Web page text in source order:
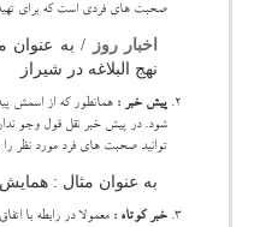
صحبت های فردی است که برای تهیه
اخبار روز
/ به عنوان
نهج البلاغه در شیراز
پیش خبر : همانطور که از اسمش
شود. در پیش خبر نقل قول وجو
توانید صحبت های فرد مورد نظر را
به عنوان مثال :
خبر کوتاه : معمولا در رابطه با